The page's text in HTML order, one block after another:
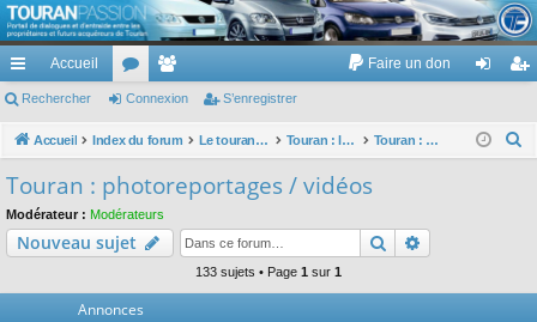
TouranPassion
Le forum des propriétaires ou futurs acquéreurs du Volkswagen Touran
cc
ès
pi
de
Accueil
or
u
e
m
Faire un don
ne nr
Rechercher Connexion S’enregistrer
Accueil Index du forum Le touran dans ses versions I (V1 V2 V3) et II ... Touran : les modèles, les prix, les achats, les options, ... Touran : photoreportages / vidéos
c
Touran : photoreportages / vidéos
Modérateur : Modérateurs
Nouveau sujet Rechercher
133 sujets • Page 1 sur 1
Annonces